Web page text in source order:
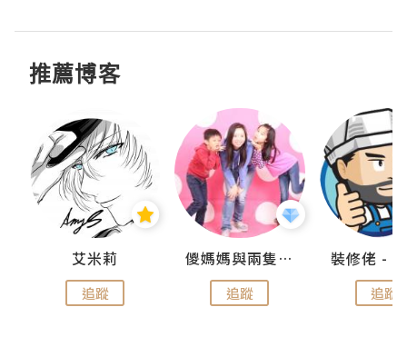
推薦博客
艾米莉
追蹤
儍媽媽與兩隻小魔怪之家
追蹤 追蹤